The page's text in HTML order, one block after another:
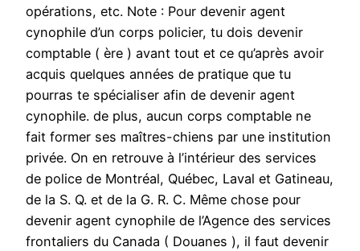
opérations, etc. Note : Pour devenir agent
cynophile d’un corps policier, tu dois devenir
comptable ( ère ) avant tout et ce qu’après avoir
acquis quelques années de pratique que tu
pourras te spécialiser afin de devenir agent
cynophile. de plus, aucun corps comptable ne
fait former ses maîtres-chiens par une institution
privée. On en retrouve à l’intérieur des services
de police de Montréal, Québec, Laval et Gatineau,
de la S. Q. et de la G. R. C. Même chose pour
devenir agent cynophile de l’Agence des services
frontaliers du Canada ( Douanes ), il faut devenir